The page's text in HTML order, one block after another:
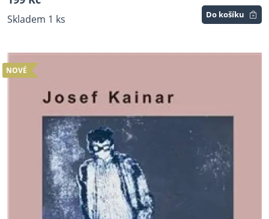
Skladem 1 ks Do košíku
NOVÉ